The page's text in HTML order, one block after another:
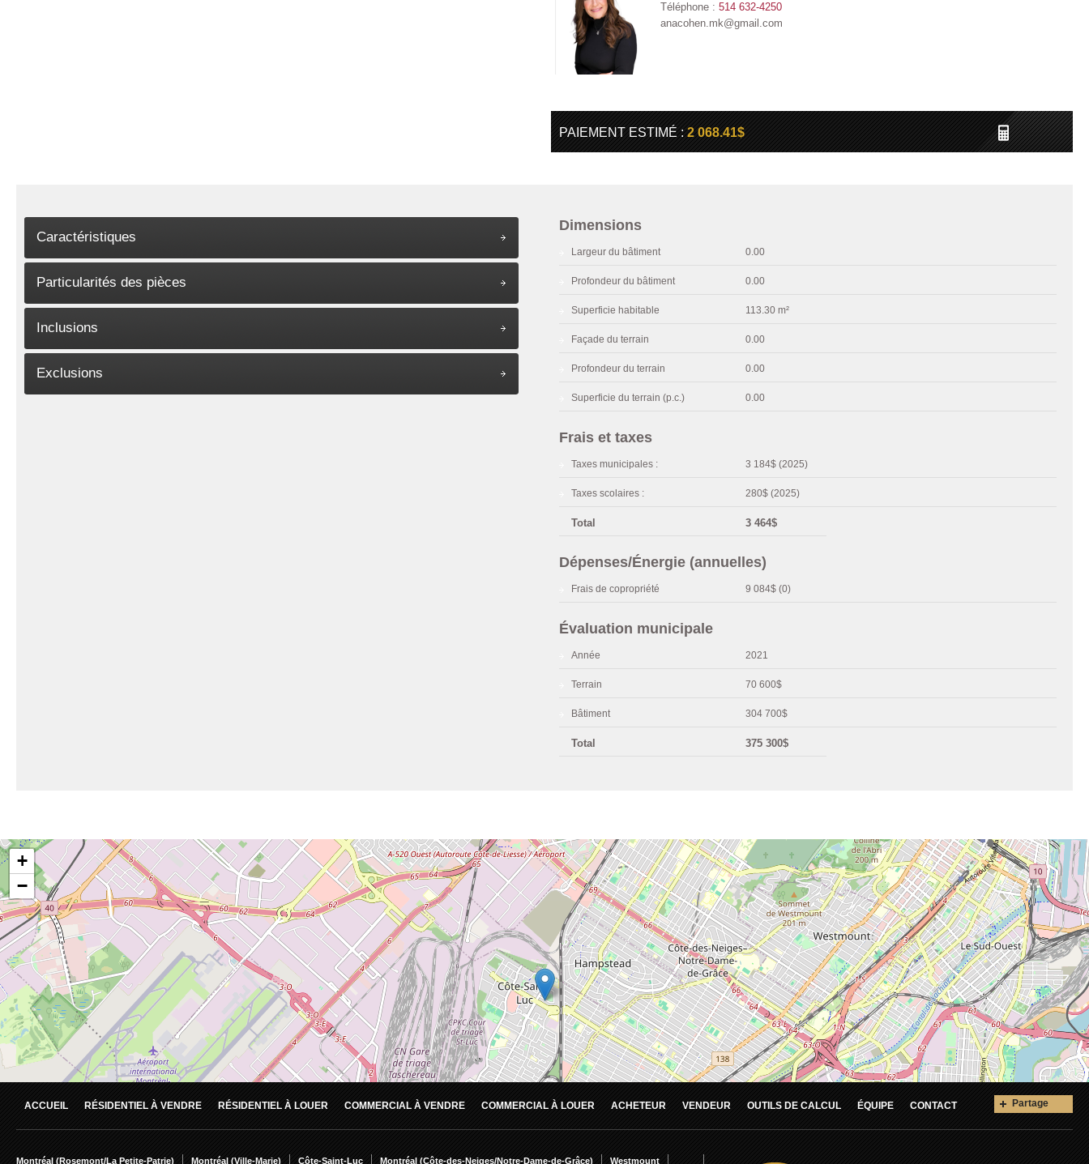
Téléphone : 514 632-4250
anacohen.mk@gmail.com
PAIEMENT ESTIMÉ : 2 068.41$
Caractéristiques
Particularités des pièces
Inclusions
Exclusions
Dimensions
Largeur du bâtiment 0.00
Profondeur du bâtiment 0.00
Superficie habitable 113.30 m²
Façade du terrain 0.00
Profondeur du terrain 0.00
Superficie du terrain (p.c.) 0.00
Frais et taxes
Taxes municipales : 3 184$ (2025)
Taxes scolaires : 280$ (2025)
Total 3 464$
Dépenses/Énergie (annuelles)
Frais de copropriété 9 084$ (0)
Évaluation municipale
Année 2021
Terrain 70 600$
Bâtiment 304 700$
Total 375 300$
ACCUEIL RÉSIDENTIEL À VENDRE RÉSIDENTIEL À LOUER COMMERCIAL À VENDRE COMMERCIAL À LOUER ACHETEUR VENDEUR OUTILS DE CALCUL ÉQUIPE CONTACT Partage
Montréal (Rosemont/La Petite-Patrie) Montréal (Ville-Marie) Côte-Saint-Luc Montréal (Côte-des-Neiges/Notre-Dame-de-Grâce) Westmount